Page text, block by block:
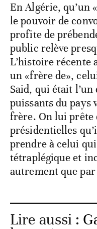
En Algérie,
le pouvoir de
profite de
public relève
L’histoire récente
un «frère de»,
Said, qui était
puissants du pays
frère. On lui prête
présidentielles
prendre à celui
tétraplégique et
autrement que
Lire aussi :